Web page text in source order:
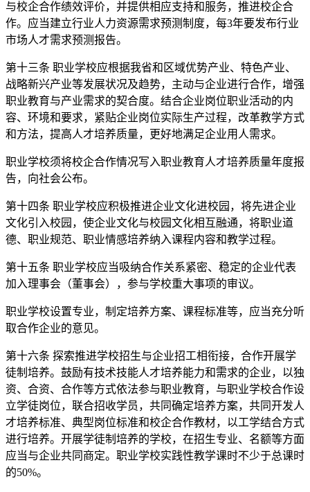
与校企合作绩效评价，并提供相应支持和服务，推进校企合
作。应当建立行业人力资源需求预测制度，每3年要发布行业
市场人才需求预测报告。
第十三条 职业学校应根据我省和区域优势产业、特色产业、
战略新兴产业等发展状况及趋势，主动与企业进行合作，增强
职业教育与产业需求的契合度。结合企业岗位职业活动的内
容、环境和要求，紧贴企业岗位实际生产过程，改革教学方式
和方法，提高人才培养质量，更好地满足企业用人需求。
职业学校须将校企合作情况写入职业教育人才培养质量年度报
告，向社会公布。
第十四条 职业学校应积极推进企业文化进校园，将先进企业
文化引入校园，使企业文化与校园文化相互融通，将职业道
德、职业规范、职业情感培养纳入课程内容和教学过程。
第十五条 职业学校应当吸纳合作关系紧密、稳定的企业代表
加入理事会（董事会），参与学校重大事项的审议。
职业学校设置专业，制定培养方案、课程标准等，应当充分听
取合作企业的意见。
第十六条 探索推进学校招生与企业招工相衔接，合作开展学
徒制培养。鼓励有技术技能人才培养能力和需求的企业，以独
资、合资、合作等方式依法参与职业教育，与职业学校合作设
立学徒岗位，联合招收学员，共同确定培养方案，共同开发人
才培养标准、典型岗位标准和校企合作教材，以工学结合方式
进行培养。开展学徒制培养的学校，在招生专业、名额等方面
应当与企业共同商定。职业学校实践性教学课时不少于总课时
的50%。